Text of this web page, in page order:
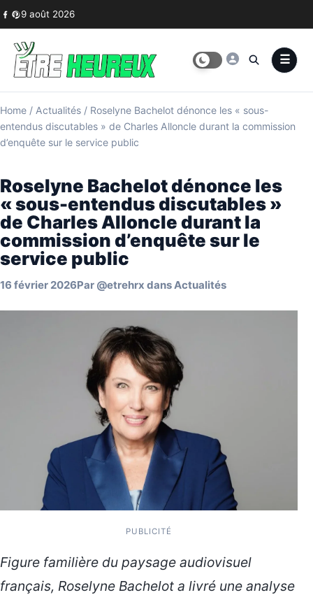
Skip to content
9 août 2026
Home / Actualités / Roselyne Bachelot dénonce les « sous-
entendus discutables » de Charles Alloncle durant la commission
d’enquête sur le service public
Roselyne Bachelot dénonce les
« sous-entendus discutables »
de Charles Alloncle durant la
commission d’enquête sur le
service public
16 février 2026Par @etrehrx dansActualités
PUBLICITÉ
Figure familière du paysage audiovisuel
français, Roselyne Bachelot a livré une analyse